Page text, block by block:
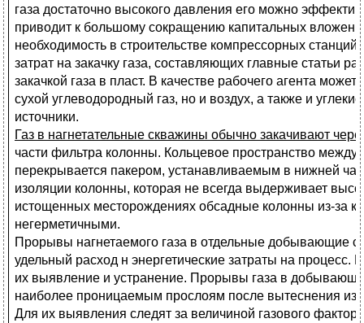
газа достаточно высокого давления его можно
приводит к большому сокращению капитальных
необходимость в строительстве компрессорных
затрат на закачку газа, составляющих главные статьи
закачкой газа в пласт. В качестве рабочего агента
сухой углеводородный газ, но и воздух, а также и
источники.
Газ в нагнетательные скважины обычно закачивают
части фильтра колонны. Кольцевое пространство
перекрывается пакером, устанавливаемым в нижней
изоляции колонны, которая не всегда выдерживает
истощенных месторождениях обсадные колонны из-за
негерметичными.
Прорывы нагнетаемого газа в отдельные добывающие
удельный расход н энергетические затраты на
их выявление и устранение. Прорывы газа в
наиболее проницаемым прослоям после вытеснения из
Для их выявления следят за величиной газового